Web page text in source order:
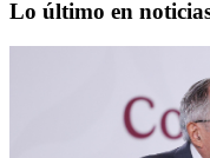
Lo último en